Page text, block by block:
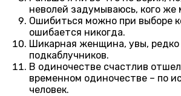
неволей задумываюсь, кого же
Ошибиться можно при выборе
ошибается никогда.
Шикарная женщина, увы, редко
подкаблучников.
В одиночестве счастлив
временном одиночестве – по
человек.